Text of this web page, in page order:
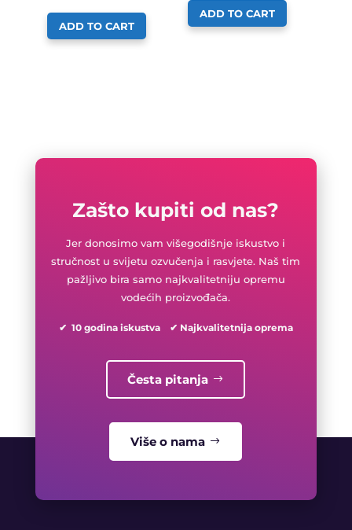
ADD TO CART
ADD TO CART
Zašto kupiti od nas?
Jer donosimo vam višegodišnje iskustvo i
stručnost u svijetu ozvučenja i rasvjete. Naš tim
pažljivo bira samo najkvalitetniju opremu
vodećih proizvođača.
✔ 10 godina iskustva ✔ Najkvalitetnija oprema
Česta pitanja
Više o nama